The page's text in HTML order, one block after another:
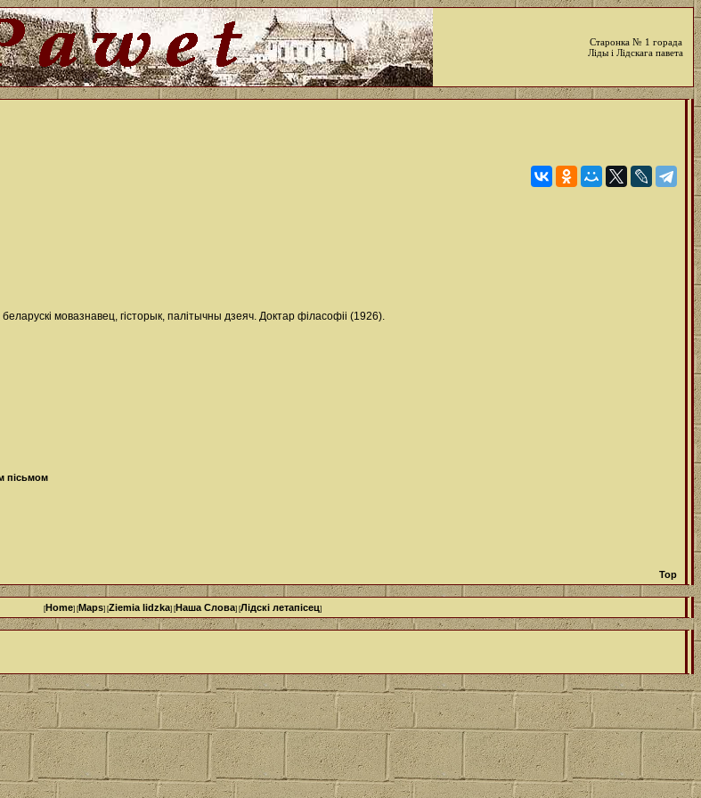
Старонка № 1 горада
Ліды і Лідскага павета
мовазнавец, гісторык, палітычны дзеяч. Доктар філасофіі (1926).
пісьмом
Top
[Home] [Maps] [Ziemia lidzka] [Наша Cлова] [Лідскі летапісец]